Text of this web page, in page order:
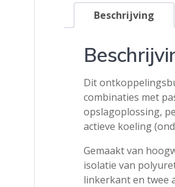
Beschrijving
Dit
combinaties met
opslagoplossing,
actieve koeling
Gemaakt van
isolatie van
linkerkant en twee